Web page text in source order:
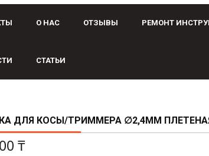
О НАС ОТЗЫВЫ РЕМОНТ
СТАТЬИ
ДЛЯ КОСЫ/ТРИММЕРА ∅2,4ММ
₸